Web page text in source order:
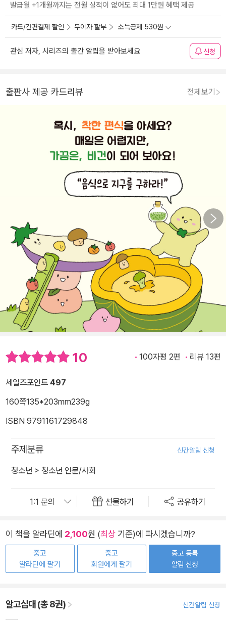
발급월 +1개월까지는 전월 실적이 없어도 최대 1만원 혜택 제공
카드/간편결제 할인 무이자 할부 소득공제 530원
관심 저자, 시리즈의 출간 알림을 받아보세요 신청
출판사 제공 카드리뷰 전체보기
10 100자평 2편 리뷰 13편
세일즈포인트 497
160쪽135*203mm239g
ISBN 9791161729848
주제분류 신간알림 신청
청소년 > 청소년 인문/사회
선물하기 공유하기
이 책을 알라딘에 2,100원 (최상 기준)에 파시겠습니까?
중고
알라딘에 팔기
중고
회원에게 팔기
중고 등록
알림 신청
알고십대 (총 8권) 신간알림 신청